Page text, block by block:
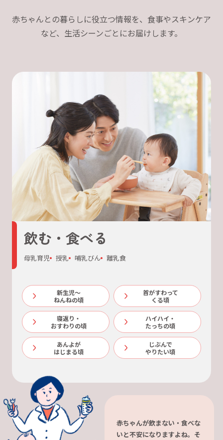
赤ちゃんとの暮らしに役立つ情報を、食事やスキンケア
など、生活シーンごとにお届けします。
飲む・食べる
母乳育児 授乳 哺乳びん 離乳食
新生児～
ねんねの頃
首がすわって
くる頃
寝返り・
おすわりの頃
ハイハイ・
たっちの頃
あんよが
はじまる頃
じぶんで
やりたい頃
赤ちゃんが飲まない・食べな
いと不安になりますよね。そ